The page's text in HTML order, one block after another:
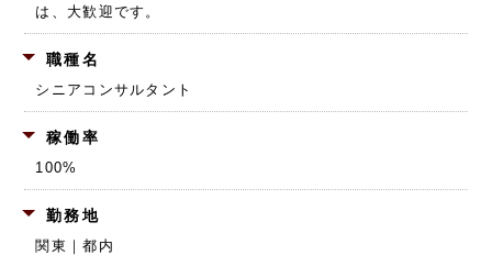
は、大歓迎です。
職種名
シニアコンサルタント
稼働率
100%
勤務地
関東｜都内